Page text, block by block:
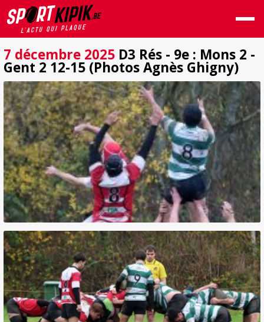
7 décembre 2025 D3 Rés - 9e : Mons 2 -
Gent 2 12-15 (Photos Agnès Ghigny)